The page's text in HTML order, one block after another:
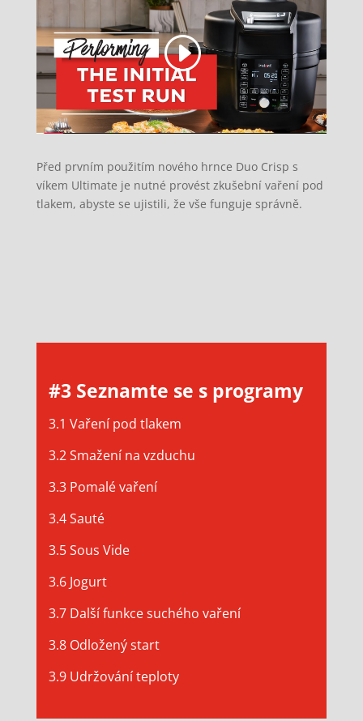
Před prvním použitím nového hrnce Duo Crisp s
víkem Ultimate je nutné provést zkušební vaření pod
tlakem, abyste se ujistili, že vše funguje správně.
#3 Seznamte se s programy
3.1 Vaření pod tlakem
3.2 Smažení na vzduchu
3.3 Pomalé vaření
3.4 Sauté
3.5 Sous Vide
3.6 Jogurt
3.7 Další funkce suchého vaření
3.8 Odložený start
3.9 Udržování teploty